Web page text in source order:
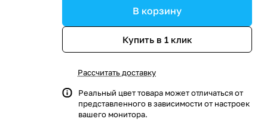
В корзину
Купить в 1 клик
Рассчитать доставку
Реальный цвет товара может отличаться от
представленного в зависимости от настроек
вашего монитора.